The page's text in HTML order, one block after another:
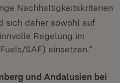
Nachhaltigkeitskriterien
sich daher sowohl auf
Regelung im
SAF) einsetzen.“
und Andalusien bei